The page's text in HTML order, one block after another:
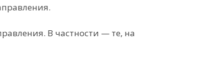
В частности — те, на